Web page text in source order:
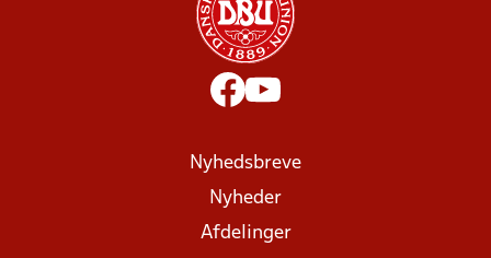
Nyhedsbreve
Nyheder
Afdelinger